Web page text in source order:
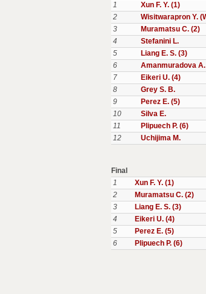
1
Xun F. Y. (1)
2
Wisitwarapron Y.
3
Muramatsu C. (2)
4
Stefanini L.
5
Liang E. S. (3)
6
Amanmuradova A.
7
Eikeri U. (4)
8
Grey S. B.
9
Perez E. (5)
10
Silva E.
11
Plipuech P. (6)
12
Uchijima M.
Final
1
Xun F. Y. (1)
2
Muramatsu C. (2)
3
Liang E. S. (3)
4
Eikeri U. (4)
5
Perez E. (5)
6
Plipuech P. (6)